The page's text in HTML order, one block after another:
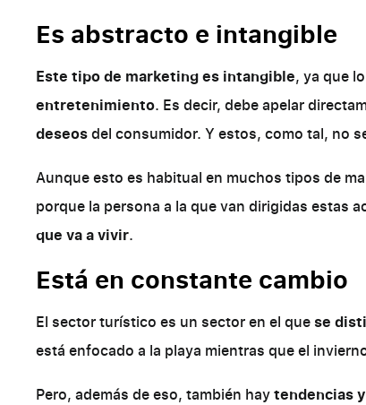
Es abstracto e intangible
Este tipo de marketing es intangible, ya que
entretenimiento. Es decir, debe apelar
deseosdel consumidor. Y estos, como tal, no
Aunque esto es habitual en muchos tipos de
porque la persona a la que van dirigidas estas
que va a vivir.
Está en constante cambio
El sector turístico es un sector en el quese
está enfocado a la playa mientras que el
Pero, además de eso, también haytendencias